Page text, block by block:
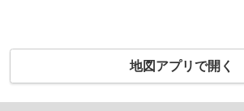
地図アプリで開く